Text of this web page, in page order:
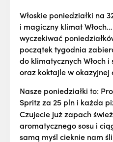
Włoskie poniedziałki na
i magiczny klimat
wyczekiwać
początek tygodnia
do klimatycznych Włoch
oraz koktajle w okazyjnej
Nasze poniedziałki to:
Spritz za 25 pln i każda
Czujecie już zapach
aromatycznego sosu i
samą myśl cieknie nam